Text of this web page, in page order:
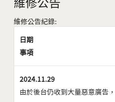
維修公告紀錄:
日期
事項
2024.11.29
由於後台仍收到大量惡意廣告